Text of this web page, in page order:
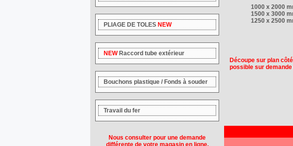
PLIAGE DE TOLES NEW
NEWRaccord tube extérieur
Bouchons plastique / Fonds à souder
Travail du fer
Nous consulter pour une demande
différente de votre magasin en ligne.
1000 x 2000
1500 x 3000
1250 x 2500
Découpe sur plan
possible sur